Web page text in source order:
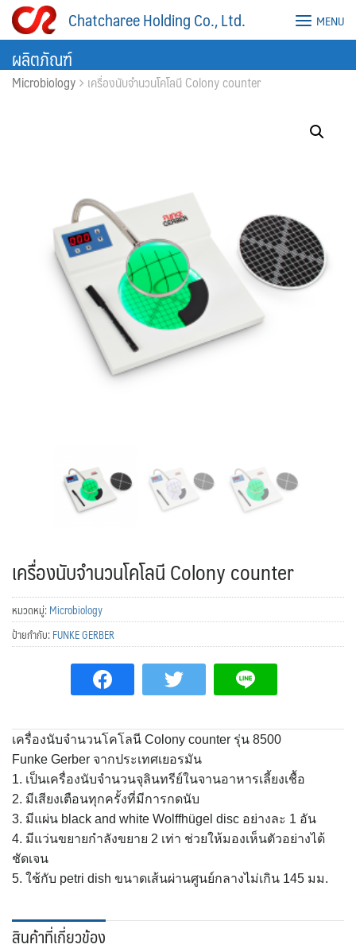
Skip
Chatcharee Holding Co., Ltd. MENU
ผลิตภัณฑ์
Microbiology เครื่องนับจำนวนโคโลนี Colony counter
เครื่องนับจำนวนโคโลนี Colony counter
หมวดหมู่:Microbiology
ป้ายกำกับ:FUNKE GERBER
เครื่องนับจำนวนโคโลนี Colony counter รุ่น 8500
Funke Gerber จากประเทศเยอรมัน
1. เป็นเครื่องนับจำนวนจุลินทรีย์ในจานอาหารเลี้ยงเชื้อ
2. มีเสียงเตือนทุกครั้งที่มีการกดนับ
3. มีแผ่น black and white Wolffhügel disc อย่างละ 1 อัน
4. มีแว่นขยายกำลังขยาย 2 เท่า ช่วยให้มองเห็นตัวอย่างได้
ชัดเจน
5. ใช้กับ petri dish ขนาดเส้นผ่านศูนย์กลางไม่เกิน 145 มม.
สินค้าที่เกี่ยวข้อง